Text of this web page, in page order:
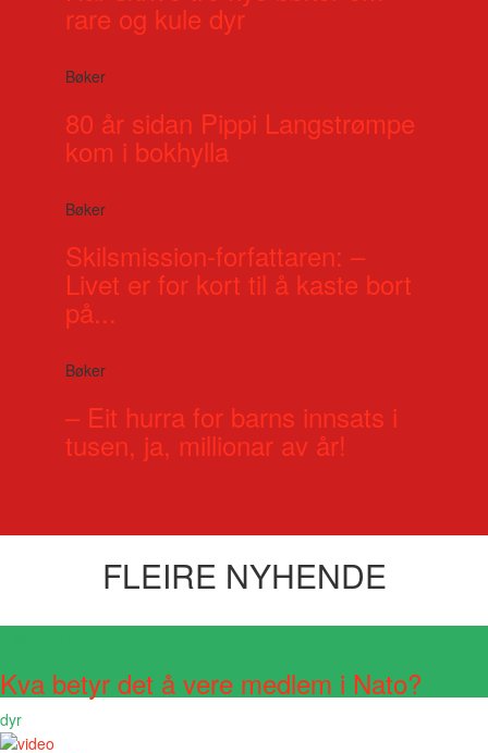
rare og kule dyr
Bøker
80 år sidan Pippi Langstrømpe
kom i bokhylla
Bøker
Skilsmission-forfattaren: –
Livet er for kort til å kaste bort
på...
Bøker
– Eit hurra for barns innsats i
tusen, ja, millionar av år!
FLEIRE NYHENDE
Kva betyr det å vere medlem i Nato?
dyr